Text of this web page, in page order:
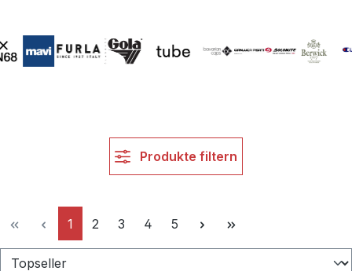
Produkte filtern
Seite
1 Seite
2 Seite
3 Seite
4 Seite
5